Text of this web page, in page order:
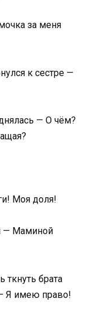
за меня
к сестре —
— О чём?
Моя доля!
— Маминой
ткнуть брата
Я имею право!